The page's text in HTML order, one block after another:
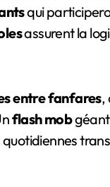
qui
assurent la
entre fanfares,
flash mobgéant